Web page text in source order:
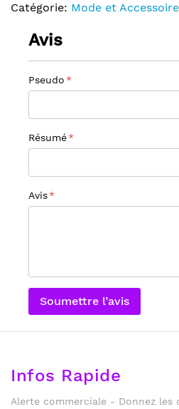
Catégorie: Mode et
Avis
Pseudo
Résumé
Avis
Soumettre l’avis
Infos Rapide
Alerte commerciale - Donnez les